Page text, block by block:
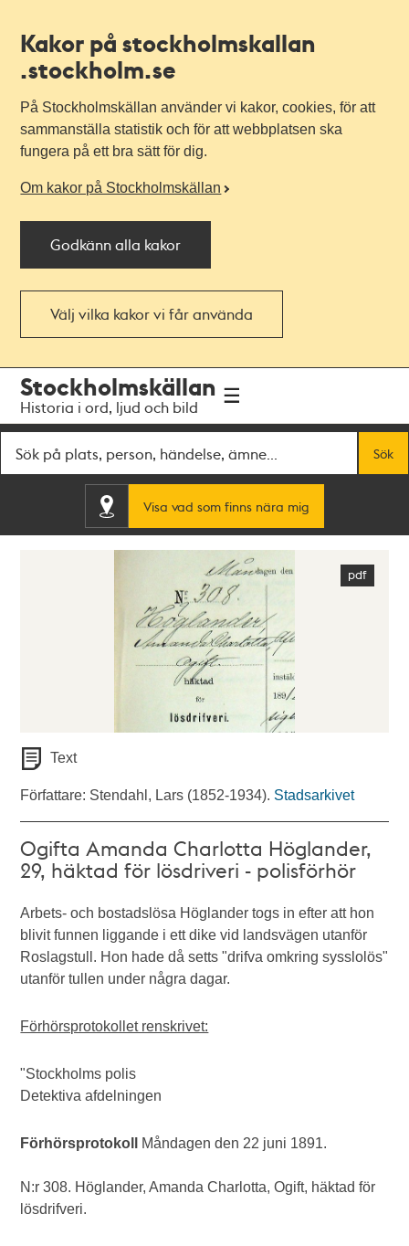
Kakor på stockholmskallan
.stockholm.se
På Stockholmskällan använder vi kakor, cookies, för att
sammanställa statistik och för att webbplatsen ska
fungera på ett bra sätt för dig.
Om kakor på Stockholmskällan
Godkänn alla kakor
Välj vilka kakor vi får använda
navigationen
huvudinnehållet
Stockholmskällan
Historia i ord, ljud och bild
Sök
Visa vad som finns nära mig
Text
Författare: Stendahl, Lars (1852-1934). Stadsarkivet
Ogifta Amanda Charlotta Höglander,
29, häktad för lösdriveri - polisförhör
Arbets- och bostadslösa Höglander togs in efter att hon
blivit funnen liggande i ett dike vid landsvägen utanför
Roslagstull. Hon hade då setts "drifva omkring sysslolös"
utanför tullen under några dagar.
Förhörsprotokollet renskrivet:
"Stockholms polis
Detektiva afdelningen
Förhörsprotokoll Måndagen den 22 juni 1891.
N:r 308. Höglander, Amanda Charlotta, Ogift, häktad för
lösdrifveri.